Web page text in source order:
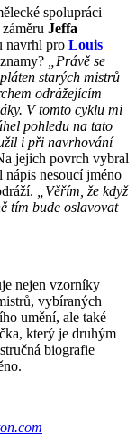
spolupráci
Jeffa
navrhl pro Louis
„Právě se
starých mistrů
odrážejícím
V tomto cyklu mi
pohledu na tato
i při navrhování
jejich povrch vybral
nesoucí jméno
„Věřím, že když
tím bude oslavovat
nejen vzorníky
vybíraných
umění, ale také
který je druhým
biografie